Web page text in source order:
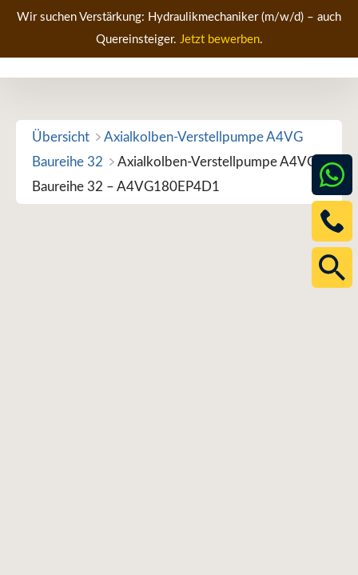
Zum
springen
Wir suchen Verstärkung: Hydraulikmechaniker (m/w/d) – auch
Quereinsteiger. Jetzt bewerben.
Übersicht
Axialkolben-Verstellpumpe A4VG
Baureihe 32
Axialkolben-Verstellpumpe A4VG
Baureihe 32 – A4VG180EP4D1